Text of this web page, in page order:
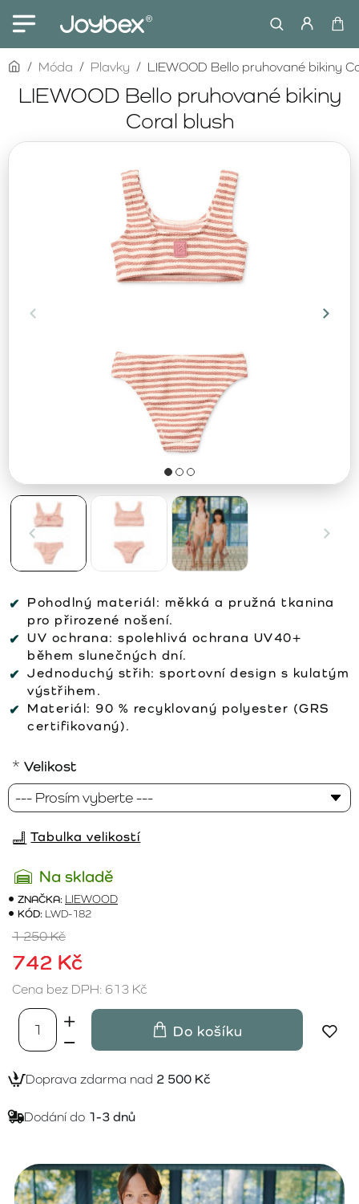
LIEWOOD Bello pruhované bikiny
Coral blush
homeMóda Plavky LIEWOOD Bello pruhované bikiny
Pohodlný materiál: měkká a pružná tkanina
pro přirozené nošení.
UV ochrana: spolehlivá ochrana UV40+
během slunečných dní.
Jednoduchý střih: sportovní design s kulatým
výstřihem.
Materiál: 90 % recyklovaný polyester (GRS
certifikovaný).
Na skladě
ZNAČKA: LIEWOOD
KÓD: LWD-182
742 Kč
1 250 Kč
Cena bez DPH: 613 Kč
Velikost
Do košíku
Tabulka velikostí
Doprava zdarma nad 2 500 Kč
Dodání do 1-3 dnů